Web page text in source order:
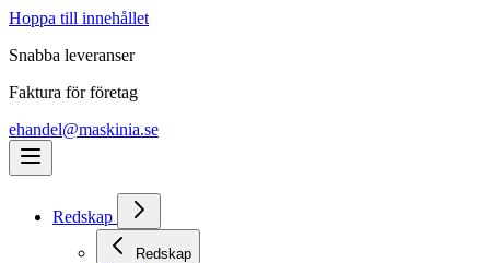
Hoppa till innehållet
Snabba leveranser
Faktura för företag
ehandel@maskinia.se
Redskap
Redskap